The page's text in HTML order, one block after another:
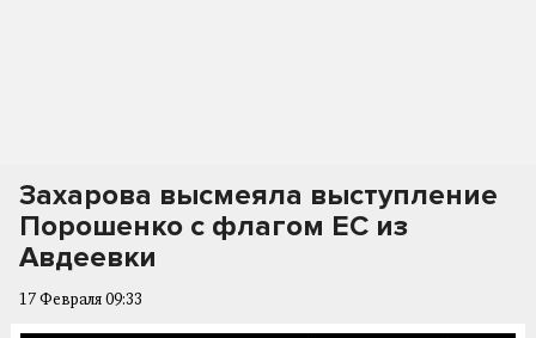
Захарова высмеяла выступление
Порошенко с флагом ЕС из
Авдеевки
17 Февраля 09:33